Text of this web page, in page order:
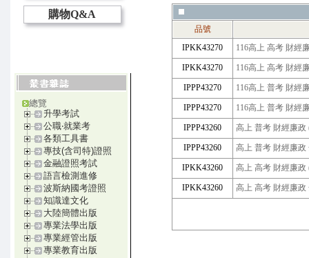
購物Q&A
總覽
升學考試
公職‧就業考
各類工具書
專技(含司特)證照
金融證照考試
語言檢測進修
波斯納國考證照
知識達文化
大陸簡體出版
專業法學出版
專業經管出版
專業教育出版
品號
IPKK43270
116高上 高考 財經
IPKK43270 116高上 高考 財經
IPPP43270 116高上 普考 財經
IPPP43270 116高上 普考 財經
IPPP43260 高上 普考 財經廉政
IPPP43260 高上 普考 財經廉政
IPKK43260 高上 高考 財經廉政
IPKK43260 高上 高考 財經廉政